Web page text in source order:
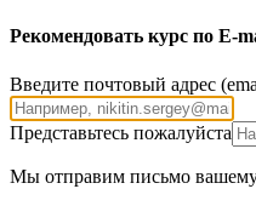
Рекомендовать курс по E-
Введите почтовый адрес
Представьтесь пожалуйста
поле
Мы отправим письмо вашему